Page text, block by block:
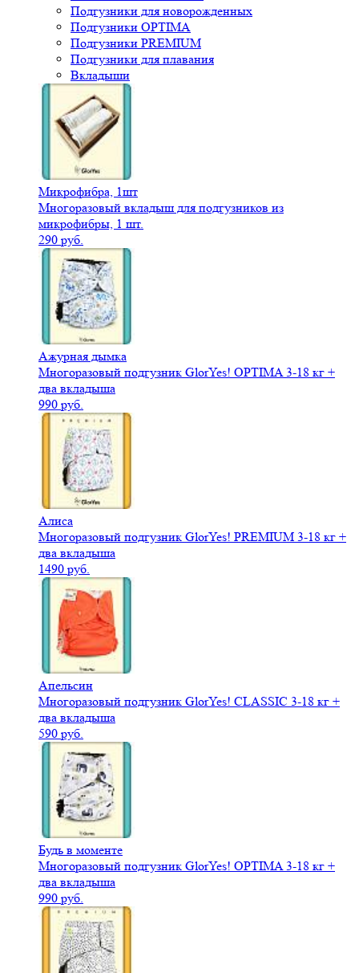
Подгузники для новорожденных
Подгузники OPTIMA
Подгузники PREMIUM
Подгузники для плавания
Вкладыши
Микрофибра, 1шт
Многоразовый вкладыш для подгузников из
микрофибры, 1 шт.
290 руб.
Ажурная дымка
Многоразовый подгузник GlorYes! OPTIMA 3-18 кг +
два вкладыша
990 руб.
Алиса
Многоразовый подгузник GlorYes! PREMIUM 3-18 кг +
два вкладыша
1490 руб.
Апельсин
Многоразовый подгузник GlorYes! CLASSIC 3-18 кг +
два вкладыша
590 руб.
Будь в моменте
Многоразовый подгузник GlorYes! OPTIMA 3-18 кг +
два вкладыша
990 руб.